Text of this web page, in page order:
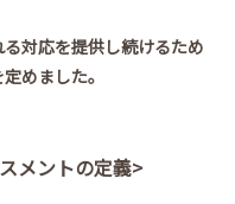
対応を提供し続けるため
めました。
メントの定義>